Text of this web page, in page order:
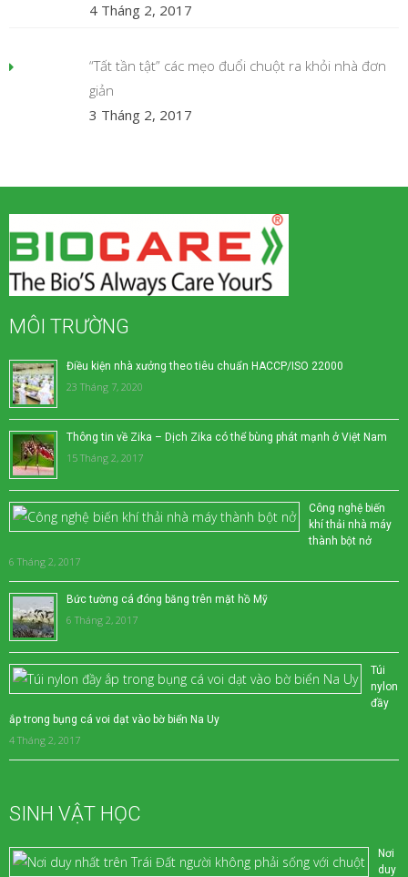
4 Tháng 2, 2017
“Tất tần tật” các mẹo đuổi chuột ra khỏi nhà đơn
giản
3 Tháng 2, 2017
MÔI TRƯỜNG
Điều kiện nhà xưởng theo tiêu chuẩn HACCP/ISO 22000
23 Tháng 7, 2020
Thông tin về Zika – Dịch Zika có thể bùng phát mạnh ở Việt Nam
15 Tháng 2, 2017
Công nghệ biến
khí thải nhà máy
thành bột nở
6 Tháng 2, 2017
Bức tường cá đóng băng trên mặt hồ Mỹ
6 Tháng 2, 2017
Túi
nylon
đầy
ắp trong bụng cá voi dạt vào bờ biển Na Uy
4 Tháng 2, 2017
SINH VẬT HỌC
Nơi
duy